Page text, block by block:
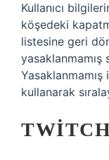
Kullanıcı
köşedeki
listesine geri
Yasaklanmamış
kullanarak